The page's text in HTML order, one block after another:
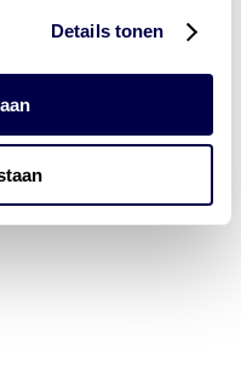
Details tonen
accu’s